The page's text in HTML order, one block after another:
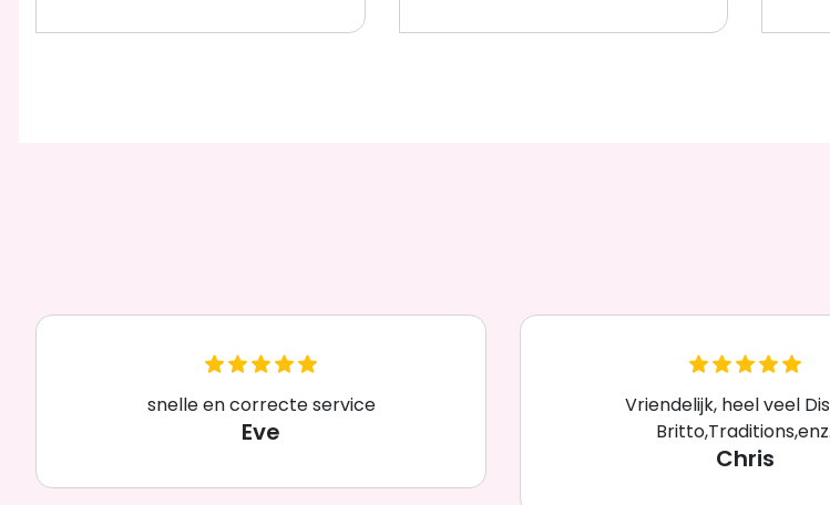
snelle en correcte service
Eve
Vriendelijk, heel veel
Chris